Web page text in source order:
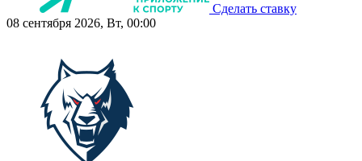
Сделать ставку
08 сентября 2026, Вт, 00:00